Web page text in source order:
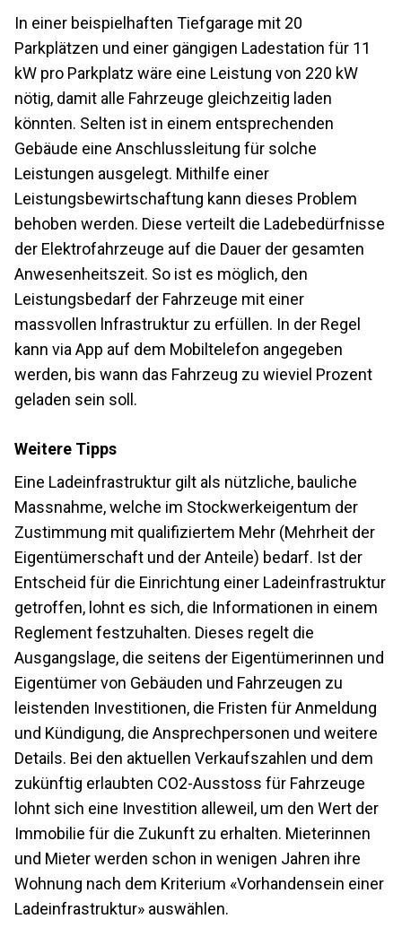
In einer beispielhaften Tiefgarage mit 20
Parkplätzen und einer gängigen Ladestation für 11
kW pro Parkplatz wäre eine Leistung von 220 kW
nötig, damit alle Fahrzeuge gleichzeitig laden
könnten. Selten ist in einem entsprechenden
Gebäude eine Anschlussleitung für solche
Leistungen ausgelegt. Mithilfe einer
Leistungsbewirtschaftung kann dieses Problem
behoben werden. Diese verteilt die Ladebedürfnisse
der Elektrofahrzeuge auf die Dauer der gesamten
Anwesenheitszeit. So ist es möglich, den
Leistungsbedarf der Fahrzeuge mit einer
massvollen lnfrastruktur zu erfüllen. In der Regel
kann via App auf dem Mobiltelefon angegeben
werden, bis wann das Fahrzeug zu wieviel Prozent
geladen sein soll.
Weitere Tipps
Eine Ladeinfrastruktur gilt als nützliche, bauliche
Massnahme, welche im Stockwerkeigentum der
Zustimmung mit qualifiziertem Mehr (Mehrheit der
Eigentümerschaft und der Anteile) bedarf. Ist der
Entscheid für die Einrichtung einer Ladeinfrastruktur
getroffen, lohnt es sich, die Informationen in einem
Reglement festzuhalten. Dieses regelt die
Ausgangslage, die seitens der Eigentümerinnen und
Eigentümer von Gebäuden und Fahrzeugen zu
leistenden Investitionen, die Fristen für Anmeldung
und Kündigung, die Ansprechpersonen und weitere
Details. Bei den aktuellen Verkaufszahlen und dem
zukünftig erlaubten CO2-Ausstoss für Fahrzeuge
lohnt sich eine Investition alleweil, um den Wert der
Immobilie für die Zukunft zu erhalten. Mieterinnen
und Mieter werden schon in wenigen Jahren ihre
Wohnung nach dem Kriterium «Vorhandensein einer
Ladeinfrastruktur» auswählen.